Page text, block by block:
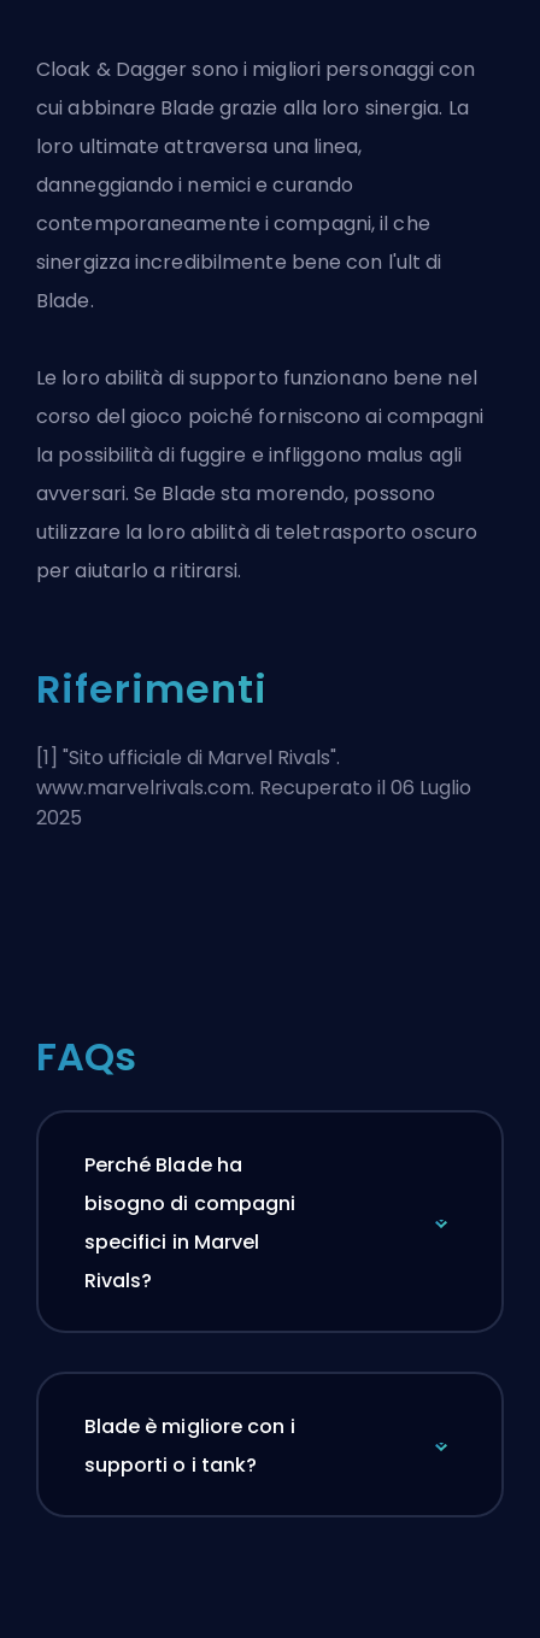
Cloak & Dagger sono i migliori personaggi con
cui abbinare Blade grazie alla loro sinergia. La
loro ultimate attraversa una linea,
danneggiando i nemici e curando
contemporaneamente i compagni, il che
sinergizza incredibilmente bene con l'ult di
Blade.
Le loro abilità di supporto funzionano bene nel
corso del gioco poiché forniscono ai compagni
la possibilità di fuggire e infliggono malus agli
avversari. Se Blade sta morendo, possono
utilizzare la loro abilità di teletrasporto oscuro
per aiutarlo a ritirarsi.
Riferimenti
[1] "Sito ufficiale di Marvel Rivals".
www.marvelrivals.com. Recuperato il 06 Luglio
2025
FAQs
Perché Blade ha
bisogno di compagni
specifici in Marvel
Rivals?
Blade è migliore con i
supporti o i tank?